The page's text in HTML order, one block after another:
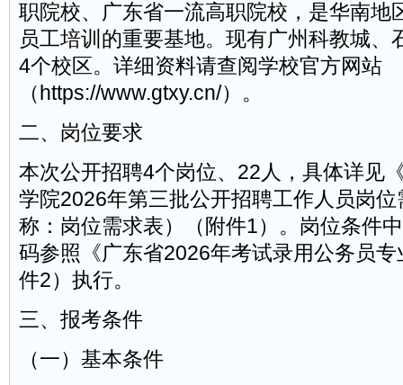
职院校、广东省一流高职院校，是华南地
员工培训的重要基地。现有广州科教城、
4个校区。详细资料请查阅学校官方网站
（https://www.gtxy.cn/）。
二、岗位要求
本次公开招聘4个岗位、22人，具体详见
学院2026年第三批公开招聘工作人员岗
称：岗位需求表）（附件1）。岗位条件
码参照《广东省2026年考试录用公务员
件2）执行。
三、报考条件
（一）基本条件